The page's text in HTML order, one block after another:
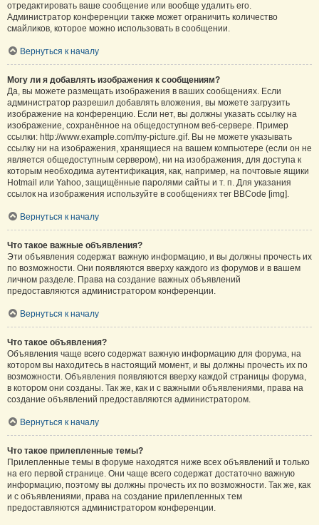
отредактировать ваше сообщение или вообще удалить его.
Администратор конференции также может ограничить количество
смайликов, которое можно использовать в сообщении.
Вернуться к началу
Могу ли я добавлять изображения к сообщениям?
Да, вы можете размещать изображения в ваших сообщениях. Если
администратор разрешил добавлять вложения, вы можете загрузить
изображение на конференцию. Если нет, вы должны указать ссылку на
изображение, сохранённое на общедоступном веб-сервере. Пример
ссылки: http://www.example.com/my-picture.gif. Вы не можете указывать
ссылку ни на изображения, хранящиеся на вашем компьютере (если он не
является общедоступным сервером), ни на изображения, для доступа к
которым необходима аутентификация, как, например, на почтовые ящики
Hotmail или Yahoo, защищённые паролями сайты и т. п. Для указания
ссылок на изображения используйте в сообщениях тег BBCode [img].
Вернуться к началу
Что такое важные объявления?
Эти объявления содержат важную информацию, и вы должны прочесть их
по возможности. Они появляются вверху каждого из форумов и в вашем
личном разделе. Права на создание важных объявлений
предоставляются администратором конференции.
Вернуться к началу
Что такое объявления?
Объявления чаще всего содержат важную информацию для форума, на
котором вы находитесь в настоящий момент, и вы должны прочесть их по
возможности. Объявления появляются вверху каждой страницы форума,
в котором они созданы. Так же, как и с важными объявлениями, права на
создание объявлений предоставляются администратором.
Вернуться к началу
Что такое прилепленные темы?
Прилепленные темы в форуме находятся ниже всех объявлений и только
на его первой странице. Они чаще всего содержат достаточно важную
информацию, поэтому вы должны прочесть их по возможности. Так же, как
и с объявлениями, права на создание прилепленных тем
предоставляются администратором конференции.